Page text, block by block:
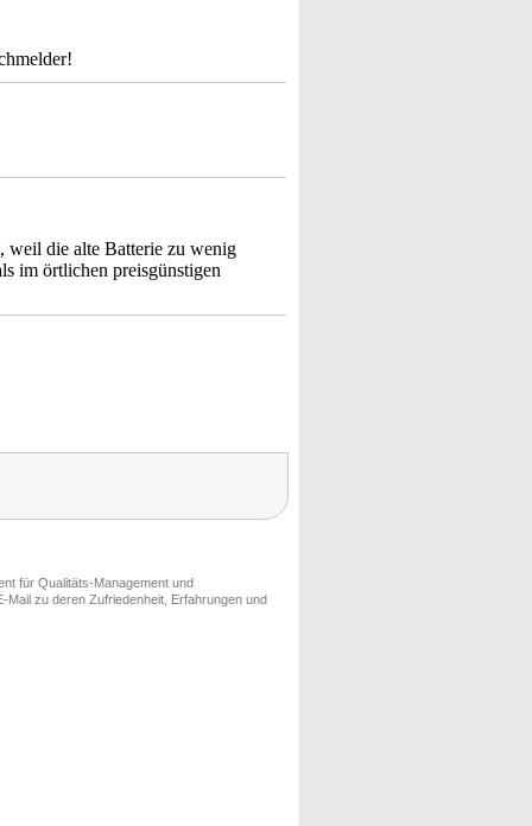
weil die alte Batterie zu wenig
im örtlichen preisgünstigen
für Qualitäts-Management und
zu deren Zufriedenheit, Erfahrungen und